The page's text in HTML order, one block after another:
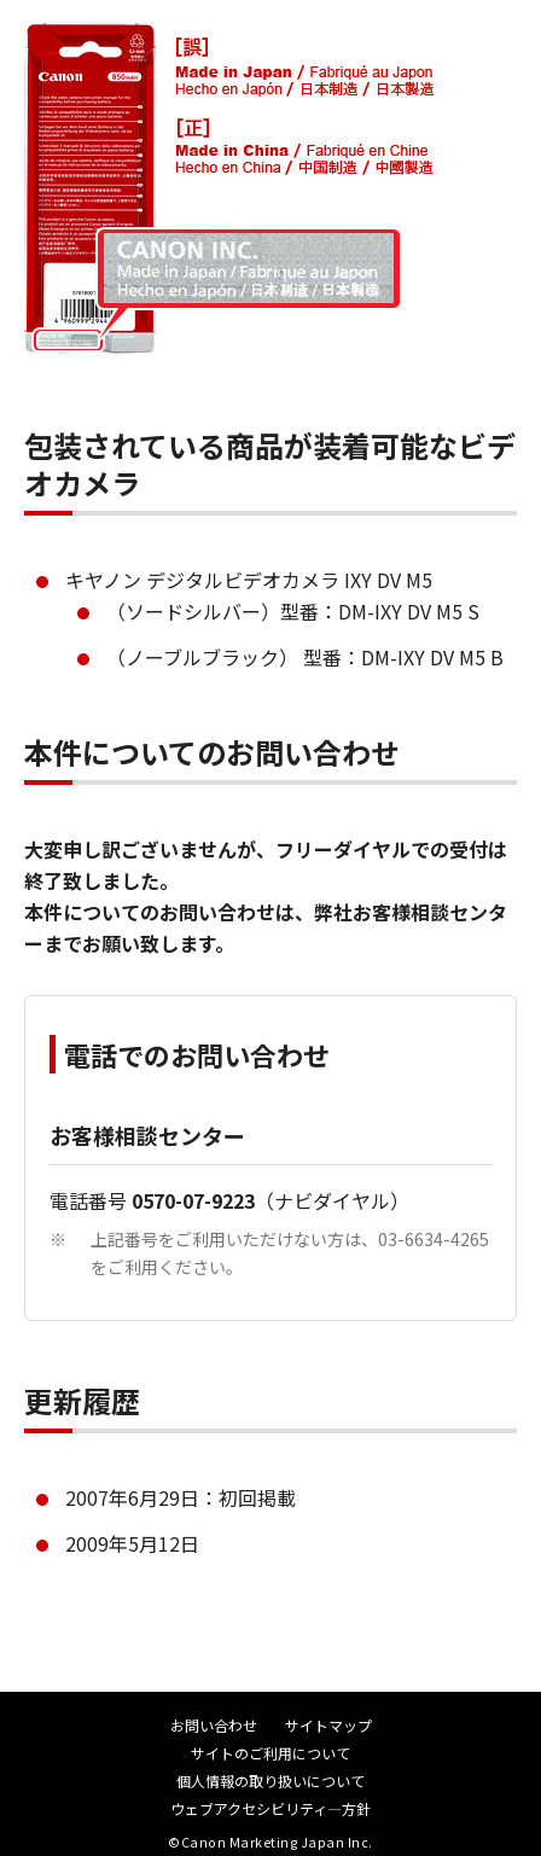
包装されている商品が装着可能なビデ
オカメラ
キヤノン デジタルビデオカメラ IXY DV M5
（ソードシルバー）型番：DM-IXY DV M5 S
（ノーブルブラック） 型番：DM-IXY DV M5 B
本件についてのお問い合わせ
大変申し訳ございませんが、フリーダイヤルでの受付は
終了致しました。
本件についてのお問い合わせは、弊社お客様相談センタ
ーまでお願い致します。
電話でのお問い合わせ
お客様相談センター
電話番号 0570-07-9223 （ナビダイヤル）
※
上記番号をご利用いただけない方は、03-6634-4265
をご利用ください。
更新履歴
2007年6月29日：初回掲載
2009年5月12日
お問い合わせ
サイトマップ
サイトのご利用について
個人情報の取り扱いについて
ウェブアクセシビリティ―方針
©Canon Marketing Japan Inc.